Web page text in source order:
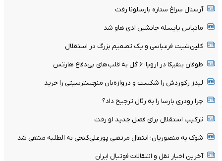
آرسنال سراغ ستاره بارسلونا رفت
ماتیاس یایسله جانشین ادی هاو شد
کلین‌شیت فرعباسی و یک تصمیم بزرگ در استقلال
طوفان بنفیکا در اروپا؛ ۶ گل به قلب‌های بی‌دفاع هارتس
لیدز رکوردش را شکست و دروازه‌بان منچسترسیتی را خرید
چرا رودری بارسا را به رئال ترجیح داد؟
ترکیب استقلال برای فصل جدید لو رفت
شوک به منصوریان؛ انتقال مرتضی پورعلی‌گنجی به الطلبه منتفی شد
آخرین اخبار نقل و انتقالات فوتبال ایران